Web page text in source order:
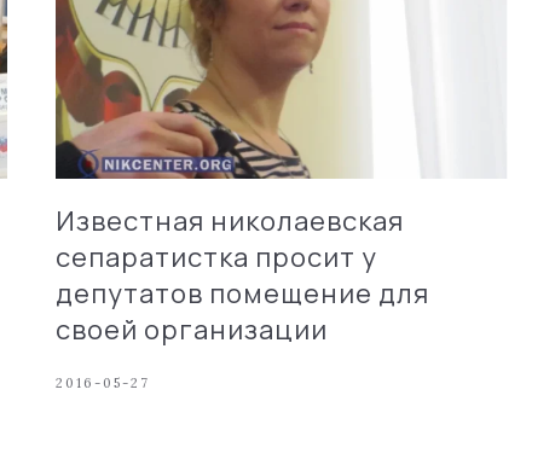
Известная николаевская
сепаратистка просит у
депутатов помещение для
своей организации
2016-05-27